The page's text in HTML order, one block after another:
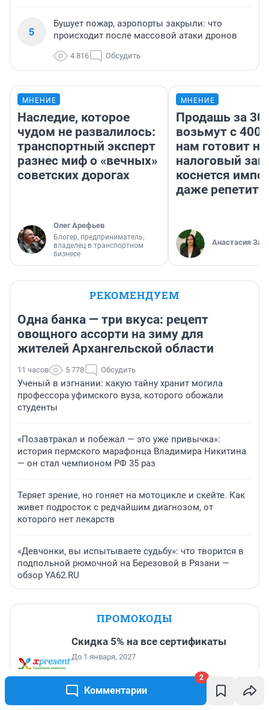
Комментарии
2
5
Бушует пожар, аэропорты закрыли: что
происходит после массовой атаки дронов
4 816 Обсудить
МНЕНИЕ
Наследие, которое
чудом не развалилось:
транспортный эксперт
разнес миф о «вечных»
советских дорогах
Олег Арефьев
Блогер, предприниматель,
владелец в транспортном
бизнесе
МНЕНИЕ
Продашь за
возьмут с
нам готовит
налоговый
коснется
даже
Анастасия
РЕКОМЕНДУЕМ
Одна банка — три вкуса: рецепт
овощного ассорти на зиму для
жителей Архангельской области
11 часов 5 778 Обсудить
Ученый в изгнании: какую тайну хранит могила
профессора уфимского вуза, которого обожали
студенты
«Позавтракал и побежал — это уже привычка»:
история пермского марафонца Владимира Никитина
— он стал чемпионом РФ 35 раз
Теряет зрение, но гоняет на мотоцикле и скейте. Как
живет подросток с редчайшим диагнозом, от
которого нет лекарств
«Девчонки, вы испытываете судьбу»: что творится в
подпольной рюмочной на Березовой в Рязани —
обзор YA62.RU
ПРОМОКОДЫ
Скидка 5% на все сертификаты
До 1 января, 2027
Скидка 500 ₽ на первый заказ от
2000 ₽